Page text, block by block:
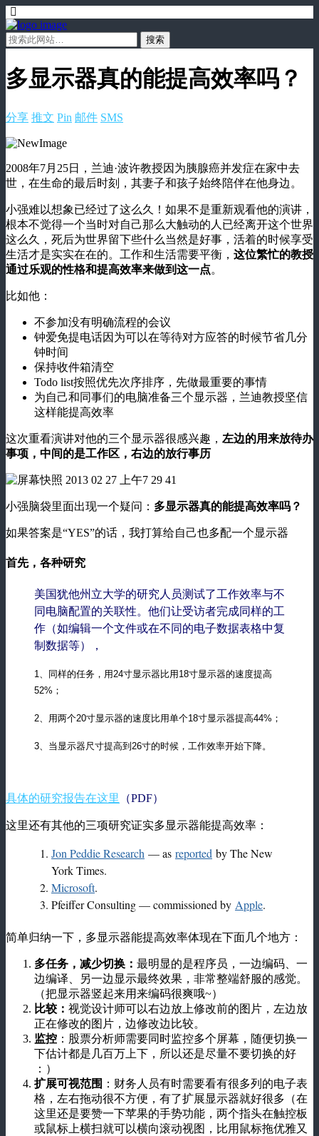
多显示器真的能提高效率吗？
分享 推文 Pin 邮件 SMS
2008年7月25日，兰迪·波许教授因为胰腺癌并发症在家中去
世，在生命的最后时刻，其妻子和孩子始终陪伴在他身边。
小强难以想象已经过了这么久！如果不是重新观看他的演讲，
根本不觉得一个当时对自己那么大触动的人已经离开这个世界
这么久，死后为世界留下些什么当然是好事，活着的时候享受
生活才是实实在在的。工作和生活需要平衡， 这位繁忙的教授
通过乐观的性格和提高效率来做到这一点。
比如他：
不参加没有明确流程的会议
钟爱免提电话因为可以在等待对方应答的时候节省几分
钟时间
保持收件箱清空
Todo list按照优先次序排序，先做最重要的事情
为自己和同事们的电脑准备三个显示器，兰迪教授坚信
这样能提高效率
这次重看演讲对他的三个显示器很感兴趣， 左边的用来放待办
事项，中间的是工作区，右边的放行事历
小强脑袋里面出现一个疑问： 多显示器真的能提高效率吗？
如果答案是“YES”的话，我打算给自己也多配一个显示器
首先，各种研究
美国犹他州立大学的研究人员测试了工作效率与不
同电脑配置的关联性。他们让受访者完成同样的工
作（如编辑一个文件或在不同的电子数据表格中复
制数据等），
1、同样的任务，用24寸显示器比用18寸显示器的速度提高
52%；
2、用两个20寸显示器的速度比用单个18寸显示器提高44%；
3、当显示器尺寸提高到26寸的时候，工作效率开始下降。
具体的研究报告在这里 （PDF）
这里还有其他的三项研究证实多显示器能提高效率：
Jon Peddie Research — as reported by The New
York Times.
Microsoft.
Pfeiffer Consulting — commissioned by Apple.
简单归纳一下，多显示器能提高效率体现在下面几个地方：
多任务，减少切换： 最明显的是程序员，一边编码、一
边编译、另一边显示最终效果，非常整端舒服的感觉。
（把显示器竖起来用来编码很爽哦~）
比较： 视觉设计师可以右边放上修改前的图片，左边放
正在修改的图片，边修改边比较。
监控 ：股票分析师需要同时监控多个屏幕，随便切换一
下估计都是几百万上下，所以还是尽量不要切换的好
：）
扩展可视范围 ：财务人员有时需要看有很多列的电子表
格，左右拖动很不方便，有了扩展显示器就好很多（在
这里还是要赞一下苹果的手势功能，两个指头在触控板
或鼠标上横扫就可以横向滚动视图，比用鼠标拖优雅又